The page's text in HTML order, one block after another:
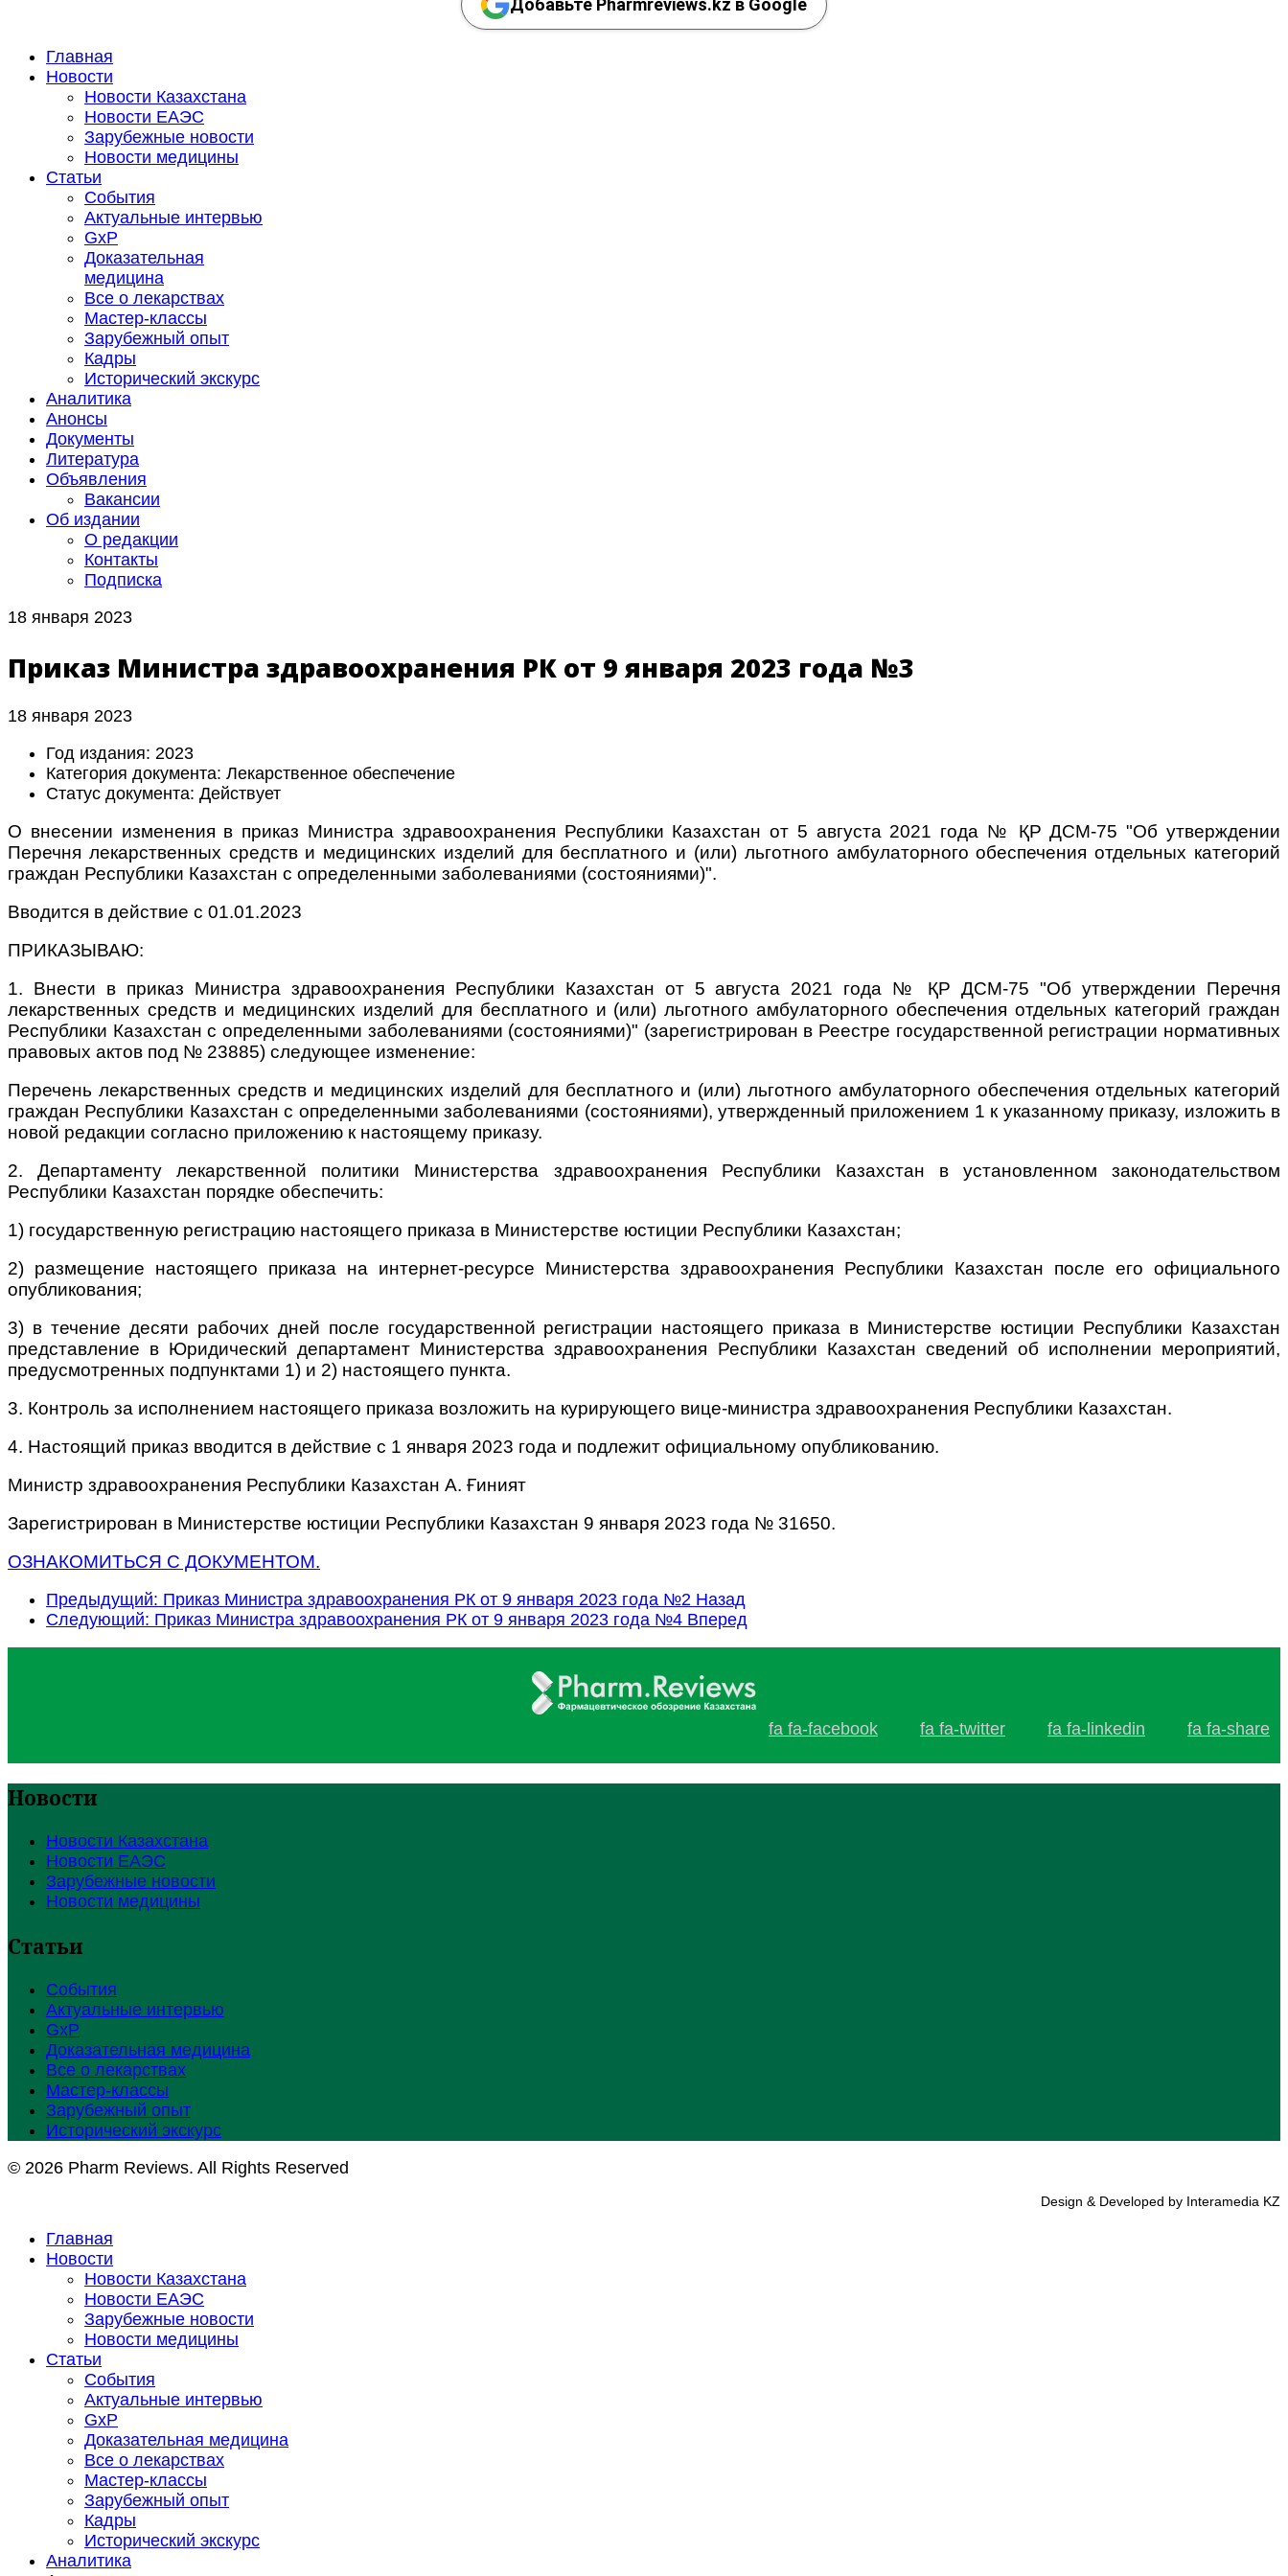
Добавьте Pharmreviews.kz в Google
Главная
Новости
Новости Казахстана
Новости ЕАЭС
Зарубежные новости
Новости медицины
Статьи
События
Актуальные интервью
GxP
Доказательная
медицина
Все о лекарствах
Мастер-классы
Зарубежный опыт
Кадры
Исторический экскурс
Аналитика
Анонсы
Документы
Литература
Объявления
Вакансии
Об издании
О редакции
Контакты
Подписка
18 января 2023
Приказ Министра здравоохранения РК от 9 января 2023 года №3
18 января 2023
Год издания: 2023
Категория документа: Лекарственное обеспечение
Статус документа: Действует
О внесении изменения в приказ Министра здравоохранения Республики Казахстан от 5 августа 2021 года № ҚР ДСМ-75 "Об утверждении
Перечня лекарственных средств и медицинских изделий для бесплатного и (или) льготного амбулаторного обеспечения отдельных категорий
граждан Республики Казахстан с определенными заболеваниями (состояниями)".
Вводится в действие с 01.01.2023
ПРИКАЗЫВАЮ:
1. Внести в приказ Министра здравоохранения Республики Казахстан от 5 августа 2021 года № ҚР ДСМ-75 "Об утверждении Перечня
лекарственных средств и медицинских изделий для бесплатного и (или) льготного амбулаторного обеспечения отдельных категорий граждан
Республики Казахстан с определенными заболеваниями (состояниями)" (зарегистрирован в Реестре государственной регистрации нормативных
правовых актов под № 23885) следующее изменение:
Перечень лекарственных средств и медицинских изделий для бесплатного и (или) льготного амбулаторного обеспечения отдельных категорий
граждан Республики Казахстан с определенными заболеваниями (состояниями), утвержденный приложением 1 к указанному приказу, изложить в
новой редакции согласно приложению к настоящему приказу.
2. Департаменту лекарственной политики Министерства здравоохранения Республики Казахстан в установленном законодательством
Республики Казахстан порядке обеспечить:
1) государственную регистрацию настоящего приказа в Министерстве юстиции Республики Казахстан;
2) размещение настоящего приказа на интернет-ресурсе Министерства здравоохранения Республики Казахстан после его официального
опубликования;
3) в течение десяти рабочих дней после государственной регистрации настоящего приказа в Министерстве юстиции Республики Казахстан
представление в Юридический департамент Министерства здравоохранения Республики Казахстан сведений об исполнении мероприятий,
предусмотренных подпунктами 1) и 2) настоящего пункта.
3. Контроль за исполнением настоящего приказа возложить на курирующего вице-министра здравоохранения Республики Казахстан.
4. Настоящий приказ вводится в действие с 1 января 2023 года и подлежит официальному опубликованию.
Министр здравоохранения Республики Казахстан А. Ғиният
Зарегистрирован в Министерстве юстиции Республики Казахстан 9 января 2023 года № 31650.
ОЗНАКОМИТЬСЯ С ДОКУМЕНТОМ.
Предыдущий: Приказ Министра здравоохранения РК от 9 января 2023 года №2 Назад
Следующий: Приказ Министра здравоохранения РК от 9 января 2023 года №4 Вперед
fa fa-facebook fa fa-twitter fa fa-linkedin fa fa-share
Новости
Новости Казахстана
Новости ЕАЭС
Зарубежные новости
Новости медицины
Статьи
События
Актуальные интервью
GxP
Доказательная медицина
Все о лекарствах
Мастер-классы
Зарубежный опыт
Исторический экскурс
© 2026 Pharm Reviews. All Rights Reserved
Design & Developed by Interamedia KZ
Главная
Новости
Новости Казахстана
Новости ЕАЭС
Зарубежные новости
Новости медицины
Статьи
События
Актуальные интервью
GxP
Доказательная медицина
Все о лекарствах
Мастер-классы
Зарубежный опыт
Кадры
Исторический экскурс
Аналитика